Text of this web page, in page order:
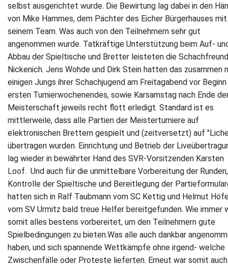
selbst ausgerichtet wurde. Die Bewirtung lag dabei in den
von Mike Hammes, dem Pächter des Eicher Bürgerhauses mit
seinem Team. Was auch von den Teilnehmern sehr gut
angenommen wurde. Tatkräftige Unterstützung beim Auf-
Abbau der Spieltische und Bretter leisteten die
Nickenich. Jens Wohde und Dirk Stein hatten das zusammen
einigen Jungs ihrer Schachjugend am Freitagabend vor
ersten Turnierwochenendes, sowie Karsamstag nach Ende
Meisterschaft jeweils recht flott erledigt. Standard ist es
mittlerweile, dass alle Partien der Meisterturniere auf
elektronischen Brettern gespielt und (zeitversetzt) auf
übertragen wurden. Einrichtung und Betrieb der
lag wieder in bewährter Hand des SVR-Vorsitzenden Karsten
Loof. Und auch für die unmittelbare Vorbereitung der Runden,
Kontrolle der Spieltische und Bereitlegung der
hatten sich in Ralf Taubmann vom SC Kettig und Helmut
vom SV Urmitz bald treue Helfer bereitgefunden. Wie immer
somit alles bestens vorbereitet, um den Teilnehmern gute
Spielbedingungen zu bieten.Was alle auch dankbar
haben, und sich spannende Wettkämpfe ohne irgend- welche
Zwischenfälle oder Proteste lieferten. Erneut war somit